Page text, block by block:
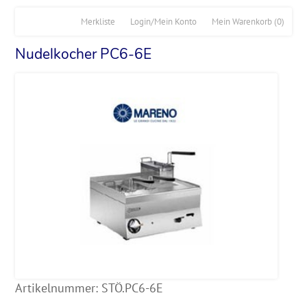
Mein Warenkorb (0)
Login/Mein Konto
Merkliste
Nudelkocher PC6-6E
Artikelnummer: STÖ.PC6-6E